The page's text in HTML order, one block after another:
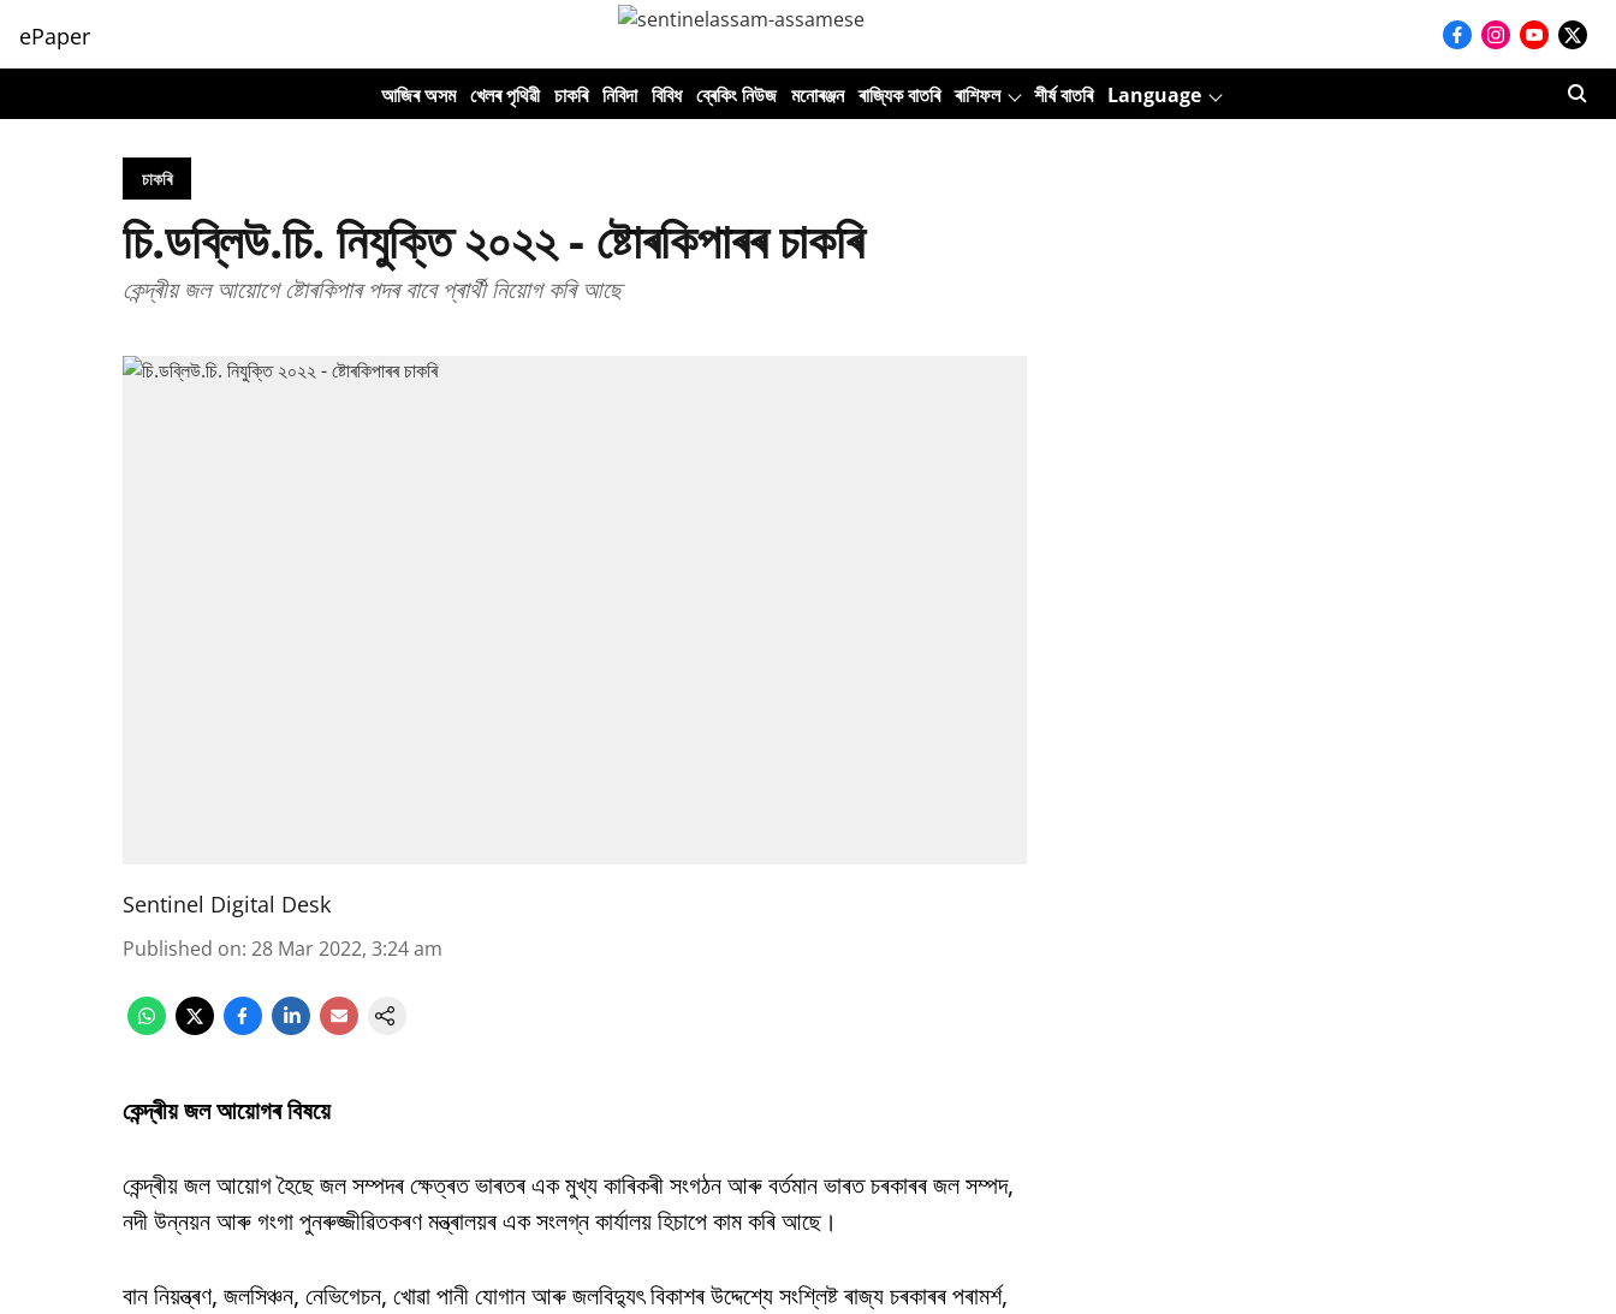
ePaper
আজিৰ অসম খেলৰ পৃথিৱী চাকৰি নিবিদা বিবিধ ব্ৰেকিং নিউজ মনোৰঞ্জন ৰাজ্যিক বাতৰি ৰাশিফল শীৰ্ষ বাতৰি Language
চাকৰি
চি.ডব্লিউ.চি. নিযুক্তি ২০২২ - ষ্টোৰকিপাৰৰ চাকৰি
কেন্দ্ৰীয় জল আয়োগে ষ্টোৰকিপাৰ পদৰ বাবে প্ৰাৰ্থী নিয়োগ কৰি আছে
Sentinel Digital Desk
Published on: 28 Mar 2022, 3:24 am
কেন্দ্ৰীয় জল আয়োগৰ বিষয়ে
কেন্দ্ৰীয় জল আয়োগ হৈছে জল সম্পদৰ ক্ষেত্ৰত ভাৰতৰ এক মুখ্য কাৰিকৰী সংগঠন আৰু বৰ্তমান ভাৰত চৰকাৰৰ জল সম্পদ,
নদী উন্নয়ন আৰু গংগা পুনৰুজ্জীৱিতকৰণ মন্ত্ৰালয়ৰ এক সংলগ্ন কাৰ্যালয় হিচাপে কাম কৰি আছে।
বান নিয়ন্ত্ৰণ, জলসিঞ্চন, নেভিগেচন, খোৱা পানী যোগান আৰু জলবিদ্যুৎ বিকাশৰ উদ্দেশ্যে সংশ্লিষ্ট ৰাজ্য চৰকাৰৰ পৰামৰ্শ,